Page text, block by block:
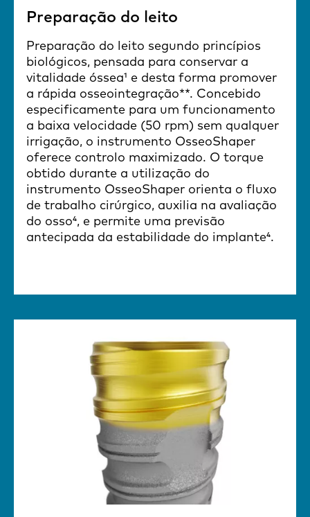
Preparação do leito
Preparação do leito segundo princípios
biológicos, pensada para conservar a
vitalidade óssea¹ e desta forma promover
a rápida osseointegração**. Concebido
especificamente para um funcionamento
a baixa velocidade (50 rpm) sem qualquer
irrigação, o instrumento OsseoShaper
oferece controlo maximizado. O torque
obtido durante a utilização do
instrumento OsseoShaper orienta o fluxo
de trabalho cirúrgico, auxilia na avaliação
do osso⁴, e permite uma previsão
antecipada da estabilidade do implante⁴.